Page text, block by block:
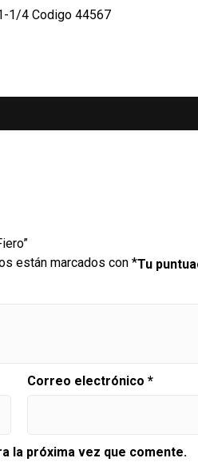
cantidad
1/4 Codigo 44567
están marcados con *Tu
Correo electrónico *
la próxima vez que comente.